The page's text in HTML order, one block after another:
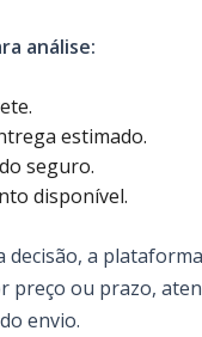
análise:
estimado.
seguro.
disponível.
decisão, a
preço ou prazo,
envio.